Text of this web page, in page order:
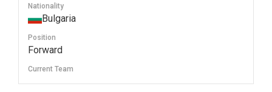
Nationality
Bulgaria
Position
Forward
Current Team